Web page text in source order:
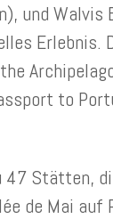
und
Erlebnis.
to
Stätten,
de Mai auf